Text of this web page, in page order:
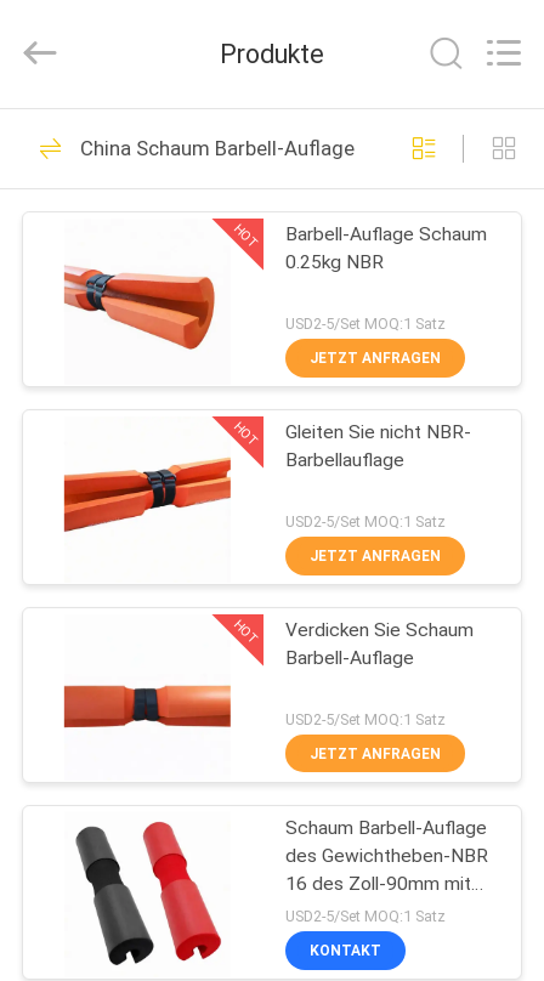
HAUS
PRODUKTE
ÜBER
FABRIK-
QUALITÄTSKONTROLLE
TRETEN
UNS
VERBINDUNG
BLOG
FORDERN
Commerce
Rights
Nitrilkautschuk-
Isolierungs-Blatt
32
NBR-Gummiblatt
31
Feuerfestes
Gummiblatt
Gummiisolierungs-
Produkte
China Schaum Barbell-Auflage
HOT
Barbell-Auflage Schaum
0.25kg NBR
USD2-5/Set MOQ:1 Satz
JETZT ANFRAGEN
HOT
Gleiten Sie nicht NBR-
Barbellauflage
USD2-5/Set MOQ:1 Satz
JETZT ANFRAGEN
HOT
Verdicken Sie Schaum
Barbell-Auflage
USD2-5/Set MOQ:1 Satz
JETZT ANFRAGEN
Schaum Barbell-Auflage
des Gewichtheben-NBR
16 des Zoll-90mm mit
hoher Dichte
USD2-5/Set MOQ:1 Satz
KONTAKT